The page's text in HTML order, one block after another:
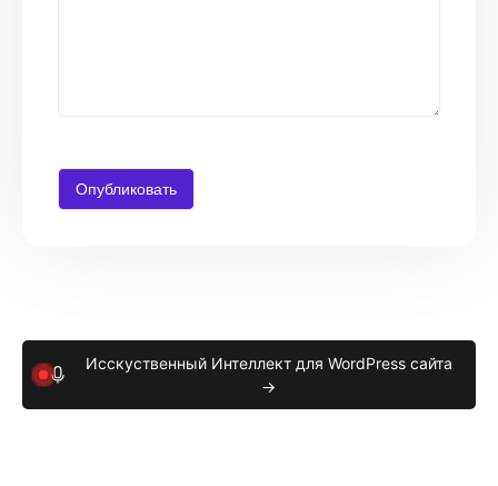
Исскуственный Интеллект для WordPress сайта
→